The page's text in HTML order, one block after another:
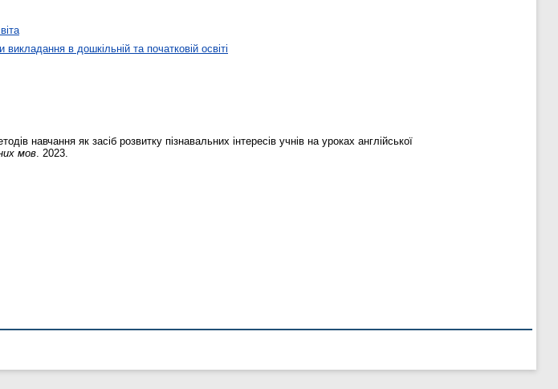
в дошкільній та початковій освіті
навчання як засіб розвитку пізнавальних інтересів учнів на уроках англійської
мов. 2023.